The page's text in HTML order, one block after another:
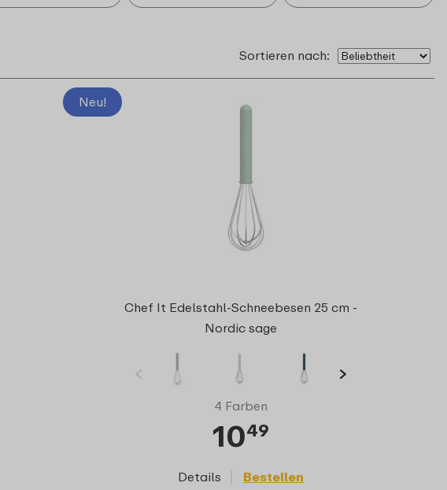
Sortieren nach:
Neu!
Chef It Edelstahl-Schneebesen 25 cm -
Nordic sage
4 Farben
1049
Details Bestellen